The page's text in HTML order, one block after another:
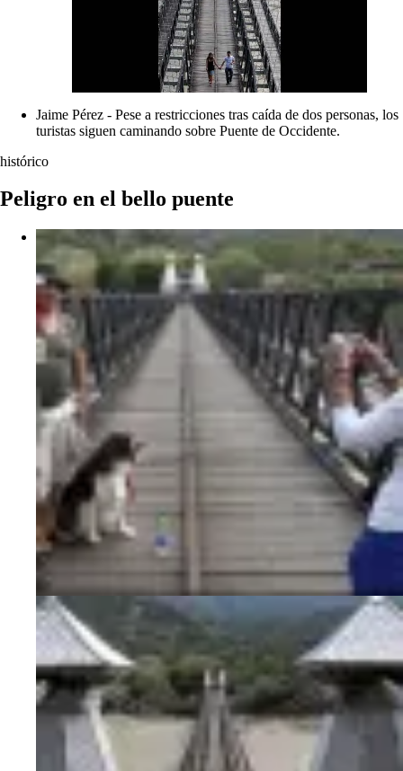
Jaime Pérez - Pese a restricciones tras caída de dos personas, los
turistas siguen caminando sobre Puente de Occidente.
histórico
Peligro en el bello puente